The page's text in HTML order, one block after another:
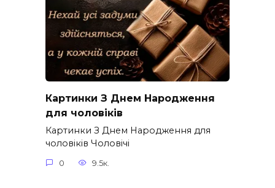
Картинки З Днем Народження
для чоловіків​
Картинки З Днем Народження для
чоловіків​ Чоловічі
0 9.5к.